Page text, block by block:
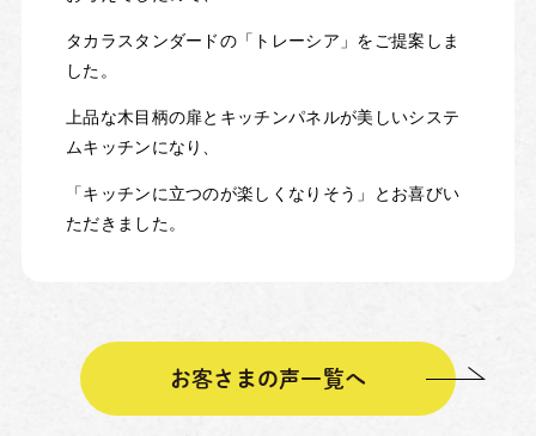
タカラスタンダードの「トレーシア」をご提案しま
した。
上品な木目柄の扉とキッチンパネルが美しいシステ
ムキッチンになり、
「キッチンに立つのが楽しくなりそう」とお喜びい
ただきました。
お客さまの声一覧へ